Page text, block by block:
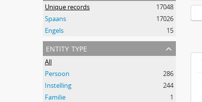
Unique records
17048
Spaans
17026
Engels
15
entity type
All
Persoon
286
Instelling
244
Familie
1